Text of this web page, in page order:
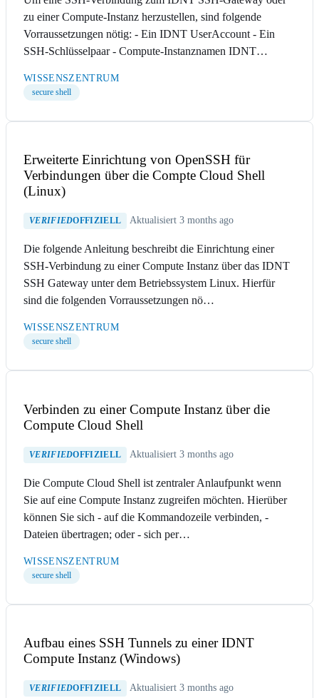
zu einer Compute-Instanz herzustellen, sind folgende
Vorraussetzungen nötig: - Ein IDNT UserAccount - Ein
SSH-Schlüsselpaar - Compute-Instanznamen IDNT…
WISSENSZENTRUM
secure shell
Erweiterte Einrichtung von OpenSSH für
Verbindungen über die Compte Cloud Shell
(Linux)
VERIFIEDOFFIZIELL Aktualisiert 3 months ago
Die folgende Anleitung beschreibt die Einrichtung einer
SSH-Verbindung zu einer Compute Instanz über das IDNT
SSH Gateway unter dem Betriebssystem Linux. Hierfür
sind die folgenden Vorraussetzungen nö…
WISSENSZENTRUM
secure shell
Verbinden zu einer Compute Instanz über die
Compute Cloud Shell
VERIFIEDOFFIZIELL Aktualisiert 3 months ago
Die Compute Cloud Shell ist zentraler Anlaufpunkt wenn
Sie auf eine Compute Instanz zugreifen möchten. Hierüber
können Sie sich - auf die Kommandozeile verbinden, -
Dateien übertragen; oder - sich per…
WISSENSZENTRUM
secure shell
Aufbau eines SSH Tunnels zu einer IDNT
Compute Instanz (Windows)
VERIFIEDOFFIZIELL Aktualisiert 3 months ago